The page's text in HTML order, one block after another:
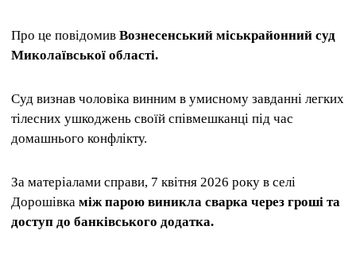
Про це повідомив Вознесенський міськрайонний суд
Миколаївської області.
Суд визнав чоловіка винним в умисному завданні легких
тілесних ушкоджень своїй співмешканці під час
домашнього конфлікту.
За матеріалами справи, 7 квітня 2026 року в селі
Дорошівка між парою виникла сварка через гроші та
доступ до банківського додатка.